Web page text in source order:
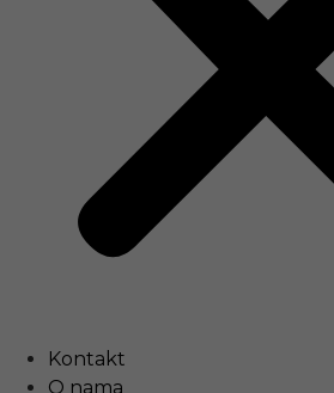
Kontakt
O nama